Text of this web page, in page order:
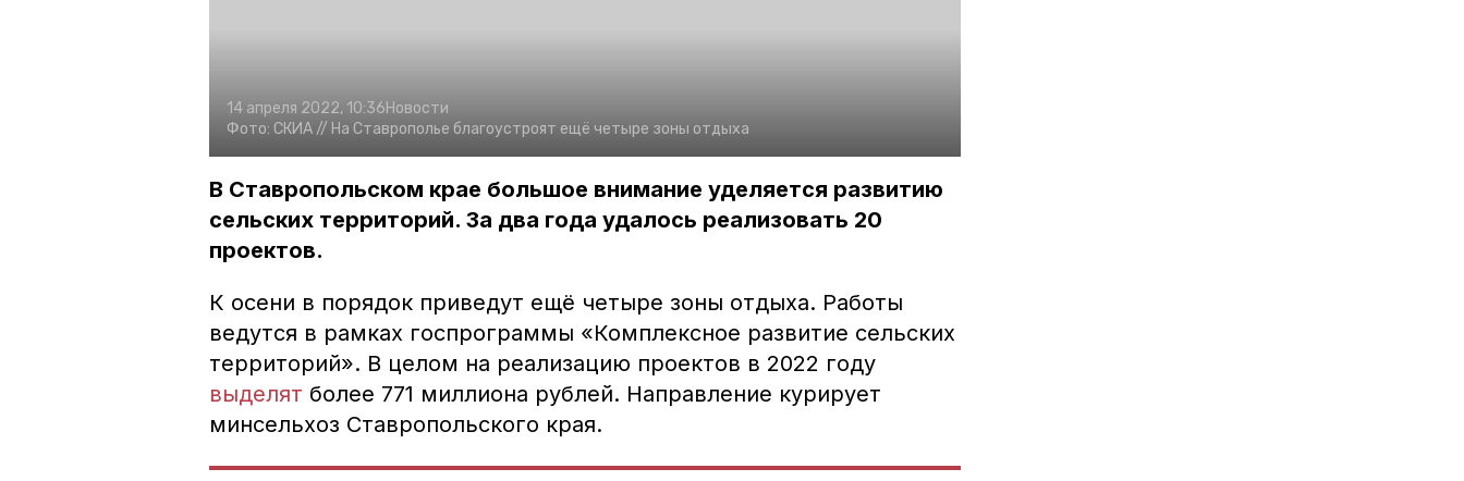
14 апреля 2022, 10:36Новости
Фото: СКИА // На Ставрополье благоустроят ещё четыре зоны отдыха
В Ставропольском крае большое внимание уделяется развитию
сельских территорий. За два года удалось реализовать 20
проектов.
К осени в порядок приведут ещё четыре зоны отдыха. Работы
ведутся в рамках госпрограммы «Комплексное развитие сельских
территорий». В целом на реализацию проектов в 2022 году
выделят более 771 миллиона рублей. Направление курирует
минсельхоз Ставропольского края.